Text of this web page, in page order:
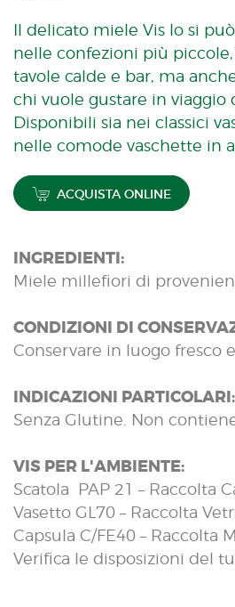
Il delicato miele Vis lo si
nelle confezioni più
tavole calde e bar, ma
chi vuole gustare in viaggio
Disponibili sia nei classici
nelle comode vaschette in
ACQUISTA ONLINE
INGREDIENTI:
Miele millefiori di
CONDIZIONI DI
Conservare in luogo fresco
INDICAZIONI PARTICOLARI:
Senza Glutine. Non
VIS PER L'AMBIENTE:
Scatola PAP 21 – Raccolta
Vasetto GL70 – Raccolta
Capsula C/FE40 – Raccolta
Verifica le disposizioni del